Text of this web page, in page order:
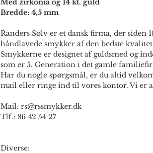
Med zirkonia og 14 kt. guld
Bredde: 4,5 mm
Randers Sølv er et dansk firma, der siden
håndlavede smykker af den bedste
Smykkerne er designet af guldsmed og
som er 5. Generation i det gamle
Har du nogle spørgsmål, er du altid
mail eller ringe ind til vores kontor. Vi er
Mail: rs@rssmykker.dk
Tlf.: 86 42 54 27
Diverse: